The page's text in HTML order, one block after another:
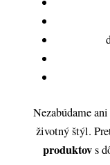
Nezabúdame
životný štýl.
produktovs